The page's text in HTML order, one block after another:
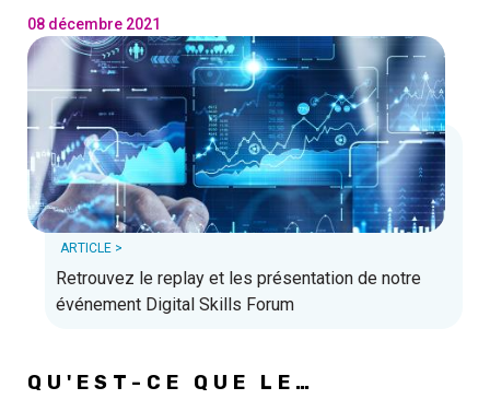
08 décembre 2021
ARTICLE >
Retrouvez le replay et les présentation de notre
événement Digital Skills Forum
QU'EST-CE QUE LE